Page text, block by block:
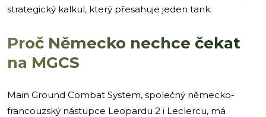
strategický kalkul, který přesahuje jeden tank.
Proč Německo nechce čekat
na MGCS
Main Ground Combat System, společný německo-
francouzský nástupce Leopardu 2 i Leclercu, má